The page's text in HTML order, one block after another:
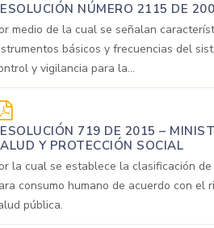
NÚMERO 2115 DE
medio de la cual se señalan
básicos y frecuencias del
y vigilancia para la...
719 DE 2015 –
Y PROTECCIÓN SOCIAL
la cual se establece la clasificación
consumo humano de acuerdo con el
pública.